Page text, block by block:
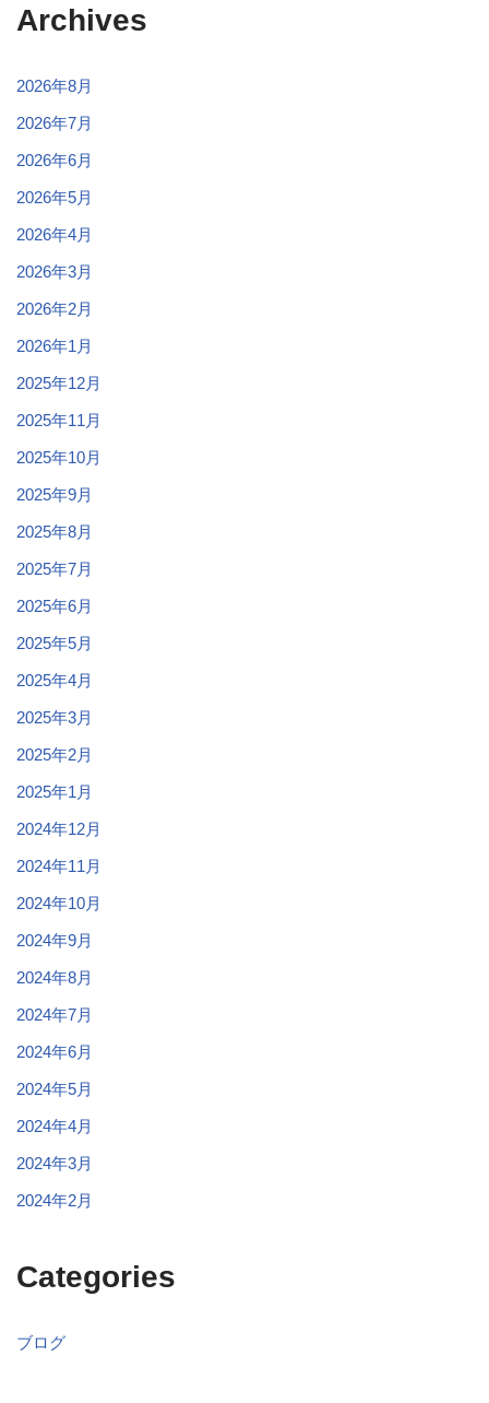
Archives
2026年8月
2026年7月
2026年6月
2026年5月
2026年4月
2026年3月
2026年2月
2026年1月
2025年12月
2025年11月
2025年10月
2025年9月
2025年8月
2025年7月
2025年6月
2025年5月
2025年4月
2025年3月
2025年2月
2025年1月
2024年12月
2024年11月
2024年10月
2024年9月
2024年8月
2024年7月
2024年6月
2024年5月
2024年4月
2024年3月
2024年2月
Categories
ブログ